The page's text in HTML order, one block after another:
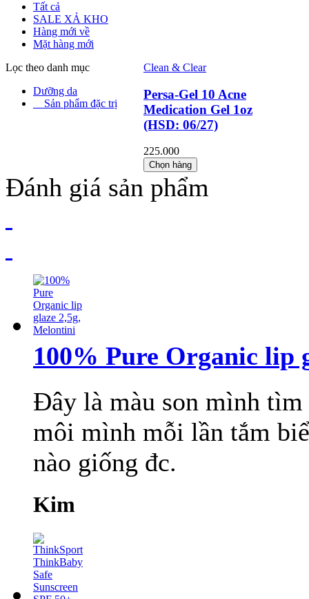
Tất cả
SALE XẢ KHO
Hàng mới về
Mặt hàng mới
Lọc theo danh mục
Dưỡng da
Sản phẩm đặc trị
Clean & Clear
Persa-Gel 10 Acne
Medication Gel 1oz
(HSD: 06/27)
225.000
Chọn hàng
Đánh giá sản phẩm
100% Pure Organic lip
Đây là màu son mình
môi mình mỗi lần tắm
nào giống đc.
Kim